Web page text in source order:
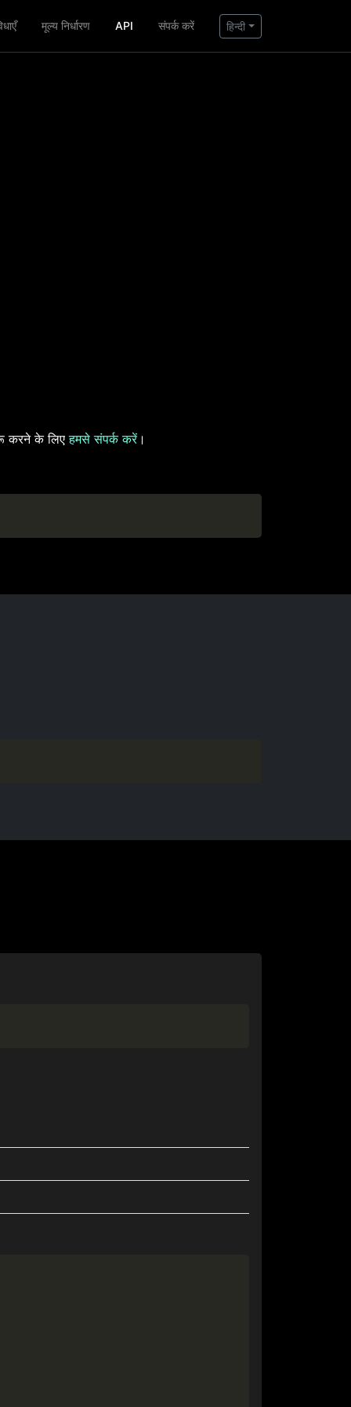
मूल्य निर्धारण API संपर्क करें हिन्दी
करने के लिएहमसे संपर्क करें।